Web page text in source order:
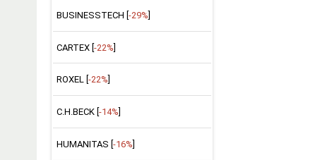
BUSINESSTECH [-29%]
CARTEX [-22%]
ROXEL [ -22%
C.H.BECK [ -14%
HUMANITAS [ -16%